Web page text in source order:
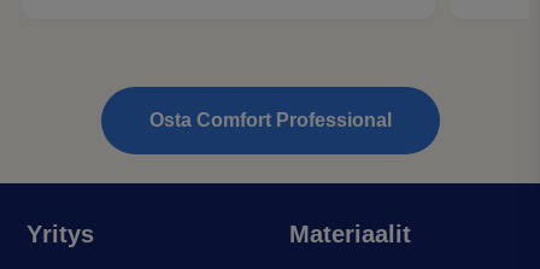
Osta Comfort Professional
Yritys Materiaalit